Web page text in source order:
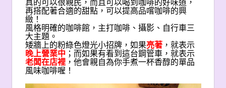
真的可以很親民，而且可以喝到咖啡的好味道，
再搭配著合適的甜點，可以提高品嚐咖啡的興
緻！
風格明確的咖啡館，主打咖啡、攝影、自行車三
大主題。
矮牆上的粉綠色燈光小招牌，如果亮著，就表示
晚上營業中 ；而如果有看到這台鋼管車，就表示
老闆在店裡，他會親自為你手煮一杯香醇的單品
風味咖啡喔！